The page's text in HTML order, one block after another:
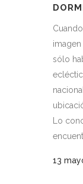
sólo
Lo
13